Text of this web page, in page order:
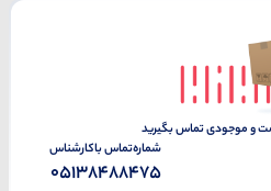
و موجودی تماس بگیرید
شماره‌تماس‌ با‌کارشناس
05138488475